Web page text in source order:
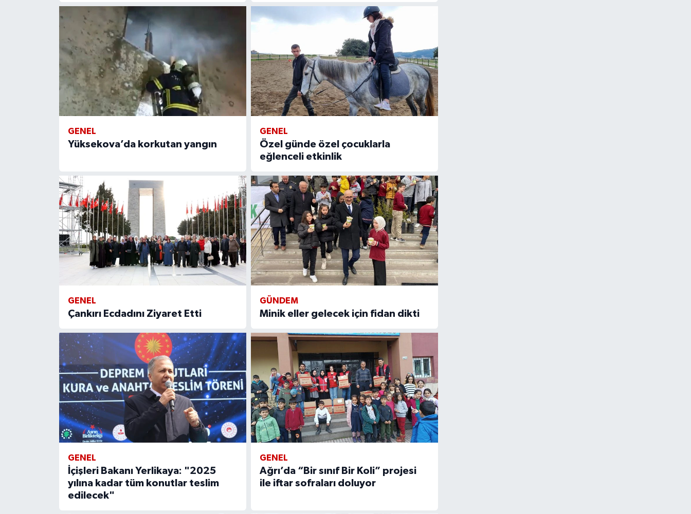
GENEL
Yüksekova’da korkutan yangın
GENEL
Özel günde özel çocuklarla
eğlenceli etkinlik
GENEL
Çankırı Ecdadını Ziyaret Etti
GÜNDEM
Minik eller gelecek için fidan dikti
GENEL
İçişleri Bakanı Yerlikaya: "2025
yılına kadar tüm konutlar teslim
edilecek"
GENEL
Ağrı’da “Bir sınıf Bir Koli” projesi
ile iftar sofraları doluyor